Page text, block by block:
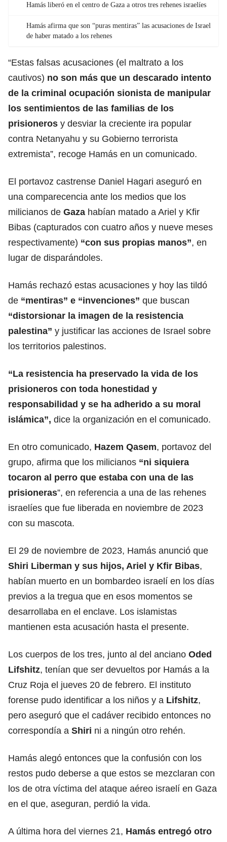
Hamás liberó en el centro de Gaza a otros tres rehenes israelíes
Hamás afirma que son “puras mentiras” las acusaciones de Israel
de haber matado a los rehenes
“Estas falsas acusaciones (el maltrato a los
cautivos) no son más que un descarado intento
de la criminal ocupación sionista de manipular
los sentimientos de las familias de los
prisioneros y desviar la creciente ira popular
contra Netanyahu y su Gobierno terrorista
extremista”, recoge Hamás en un comunicado.
El portavoz castrense Daniel Hagari aseguró en
una comparecencia ante los medios que los
milicianos de Gaza habían matado a Ariel y Kfir
Bibas (capturados con cuatro años y nueve meses
respectivamente) “con sus propias manos”, en
lugar de disparándoles.
Hamás rechazó estas acusaciones y hoy las tildó
de “mentiras” e “invenciones” que buscan
“distorsionar la imagen de la resistencia
palestina” y justificar las acciones de Israel sobre
los territorios palestinos.
“La resistencia ha preservado la vida de los
prisioneros con toda honestidad y
responsabilidad y se ha adherido a su moral
islámica”, dice la organización en el comunicado.
En otro comunicado, Hazem Qasem, portavoz del
grupo, afirma que los milicianos “ni siquiera
tocaron al perro que estaba con una de las
prisioneras”, en referencia a una de las rehenes
israelíes que fue liberada en noviembre de 2023
con su mascota.
El 29 de noviembre de 2023, Hamás anunció que
Shiri Liberman y sus hijos, Ariel y Kfir Bibas,
habían muerto en un bombardeo israelí en los días
previos a la tregua que en esos momentos se
desarrollaba en el enclave. Los islamistas
mantienen esta acusación hasta el presente.
Los cuerpos de los tres, junto al del anciano Oded
Lifshitz, tenían que ser devueltos por Hamás a la
Cruz Roja el jueves 20 de febrero. El instituto
forense pudo identificar a los niños y a Lifshitz,
pero aseguró que el cadáver recibido entonces no
correspondía a Shiri ni a ningún otro rehén.
Hamás alegó entonces que la confusión con los
restos pudo deberse a que estos se mezclaran con
los de otra víctima del ataque aéreo israelí en Gaza
en el que, aseguran, perdió la vida.
A última hora del viernes 21, Hamás entregó otro